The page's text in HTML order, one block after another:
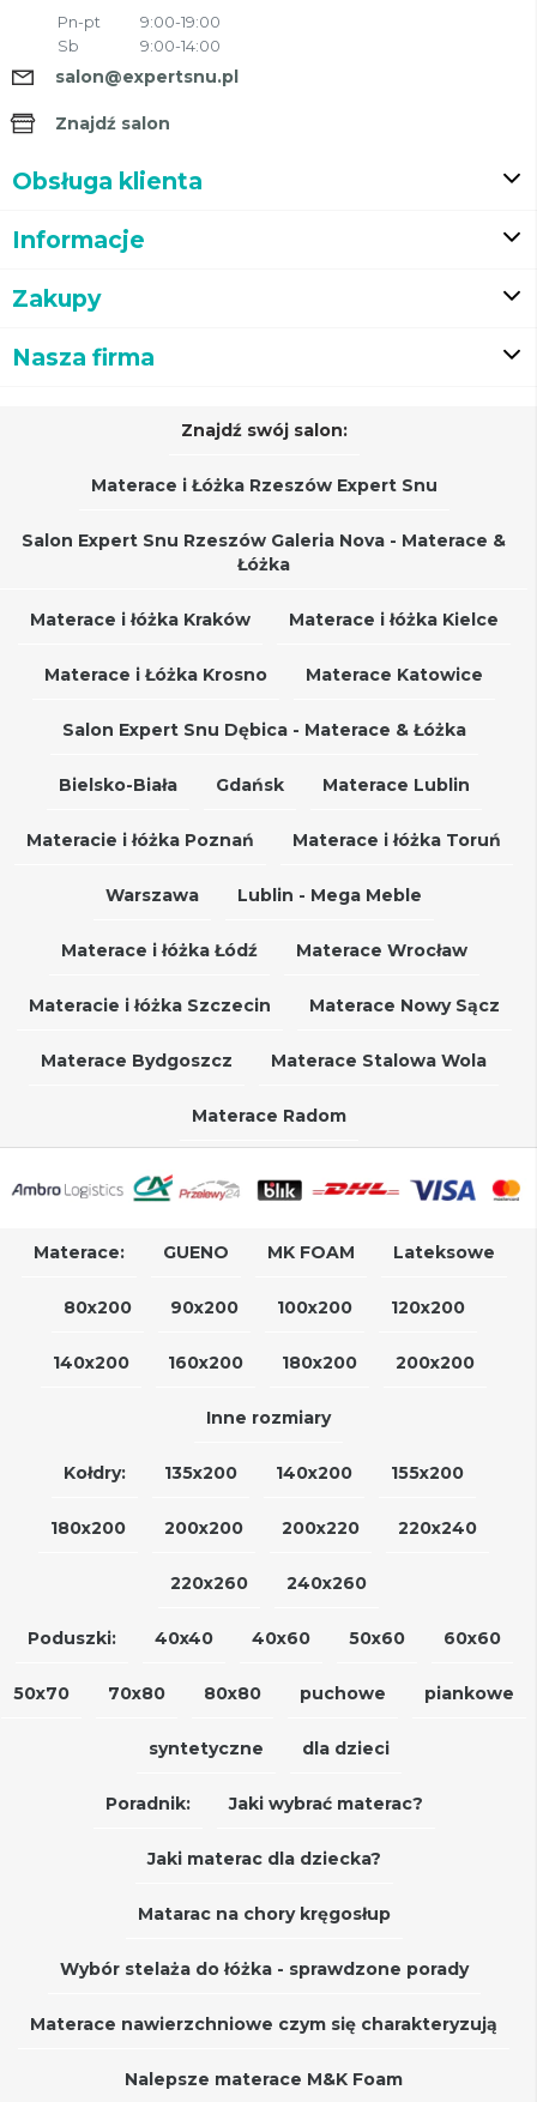
Pn-pt
9:00-19:00
Sb
9:00-14:00
salon@expertsnu.pl
Znajdź salon
Obsługa klienta
Informacje
Zakupy
Nasza firma
Znajdź swój salon:
Materace i Łóżka Rzeszów Expert Snu
Salon Expert Snu Rzeszów Galeria Nova - Materace &
Łóżka
Materace i łóżka Kraków Materace i łóżka Kielce
Materace i Łóżka Krosno Materace Katowice
Salon Expert Snu Dębica - Materace & Łóżka
Bielsko-Biała Gdańsk Materace Lublin
Materacie i łóżka Poznań Materace i łóżka Toruń
Warszawa Lublin - Mega Meble
Materace i łóżka Łódź Materace Wrocław
Materacie i łóżka Szczecin Materace Nowy Sącz
Materace Bydgoszcz Materace Stalowa Wola
Materace Radom
Materace: GUENO MK FOAM Lateksowe
80x200 90x200 100x200 120x200
140x200 160x200 180x200 200x200
Inne rozmiary
Kołdry: 135x200 140x200 155x200
180x200 200x200 200x220 220x240
220x260 240x260
Poduszki: 40x40 40x60 50x60 60x60
50x70 70x80 80x80 puchowe piankowe
syntetyczne dla dzieci
Poradnik: Jaki wybrać materac?
Jaki materac dla dziecka?
Matarac na chory kręgosłup
Wybór stelaża do łóżka - sprawdzone porady
Materace nawierzchniowe czym się charakteryzują
Nalepsze materace M&K Foam